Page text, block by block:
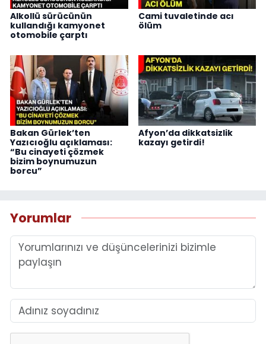
Alkollü sürücünün
kullandığı kamyonet
otomobile çarptı
Cami tuvaletinde acı
ölüm
Bakan Gürlek’ten
Yazıcıoğlu açıklaması:
“Bu cinayeti çözmek
bizim boynumuzun
borcu”
Afyon’da dikkatsizlik
kazayı getirdi!
Yorumlar